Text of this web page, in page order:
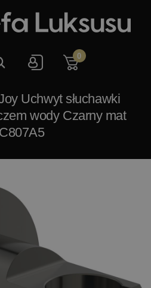
0
Uchwyt słuchawki
wody Czarny mat